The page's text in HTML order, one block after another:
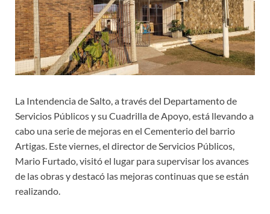
La Intendencia de Salto, a través del Departamento de
Servicios Públicos y su Cuadrilla de Apoyo, está llevando a
cabo una serie de mejoras en el Cementerio del barrio
Artigas. Este viernes, el director de Servicios Públicos,
Mario Furtado, visitó el lugar para supervisar los avances
de las obras y destacó las mejoras continuas que se están
realizando.